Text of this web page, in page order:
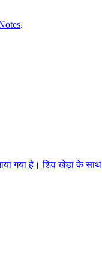
.
गया है। शिव खेड़ा के